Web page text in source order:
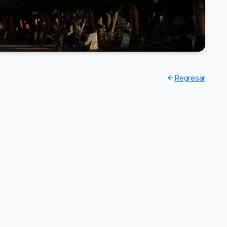
Regresar